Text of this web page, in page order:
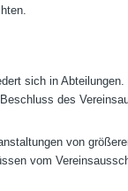
sich in Abteilungen.
des
von
vom